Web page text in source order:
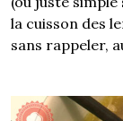
la cuisson des
sans rappeler,